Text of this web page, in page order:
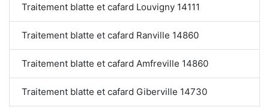
Traitement blatte et cafard Louvigny 14111
Traitement blatte et cafard Ranville 14860
Traitement blatte et cafard Amfreville 14860
Traitement blatte et cafard Giberville 14730